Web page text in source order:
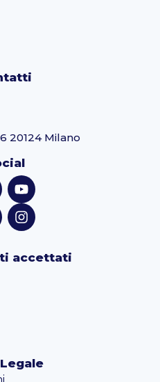
20124 Milano
accettati